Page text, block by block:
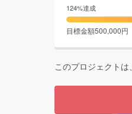
124%達成
目標金額500,000円
このプロジェクトは、